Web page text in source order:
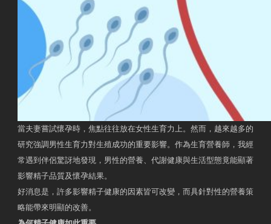
當夫妻嘗試懷孕時，焦點往往放在女性生育力上。然而，越來越多的
研究強調男性生育力對生殖成功的重要影響。作為生育營養師，我經
常遇到伴侶驚訝地發現，男性的營養、代謝健康與生活型態竟能顯著
影響精子品質及懷孕結果。
好消息是，許多影響精子健康的因素皆可改變，而具針對性的營養策
略能帶來明顯的改善。